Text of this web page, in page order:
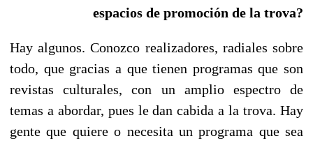
espacios de promoción de la trova?
Hay algunos. Conozco realizadores, radiales sobre
todo, que gracias a que tienen programas que son
revistas culturales, con un amplio espectro de
temas a abordar, pues le dan cabida a la trova. Hay
gente que quiere o necesita un programa que sea